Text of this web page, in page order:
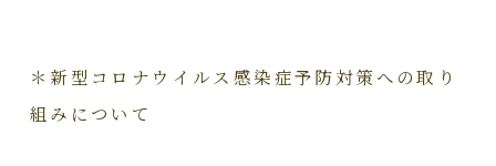
＊新型コロナウイルス感染症予防対策への取り
組みについて